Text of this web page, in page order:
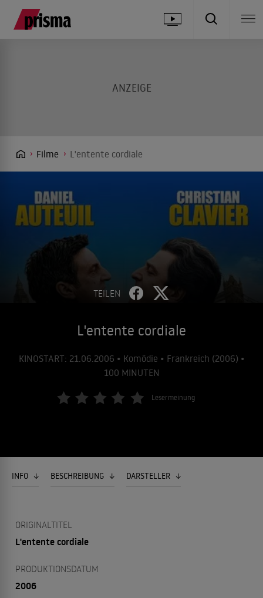
Filme L'entente cordiale
TEILEN
L'entente cordiale
KINOSTART: 21.06.2006 • Komödie • Frankreich (2006) •
100 MINUTEN
Lesermeinung
INFO BESCHREIBUNG DARSTELLER
ORIGINALTITEL
L'entente cordiale
PRODUKTIONSDATUM
2006